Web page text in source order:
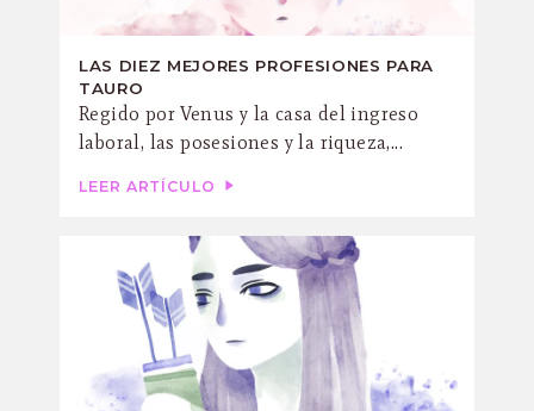
LAS DIEZ MEJORES PROFESIONES PARA
TAURO
Regido por Venus y la casa del ingreso
laboral, las posesiones y la riqueza,...
LEER ARTÍCULO